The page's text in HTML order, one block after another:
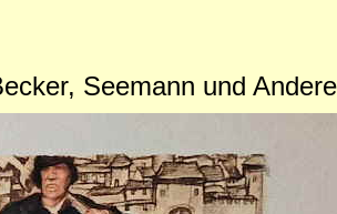
Seemann und Andere